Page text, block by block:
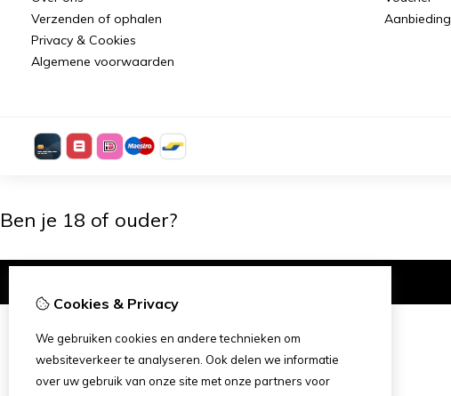
Verzenden of ophalen
Privacy & Cookies
Algemene voorwaarden
Cookies & Privacy
We gebruiken cookies en andere technieken om
websiteverkeer te analyseren. Ook delen we informatie
over uw gebruik van onze site met onze partners voor
Ben je 18 of ouder?